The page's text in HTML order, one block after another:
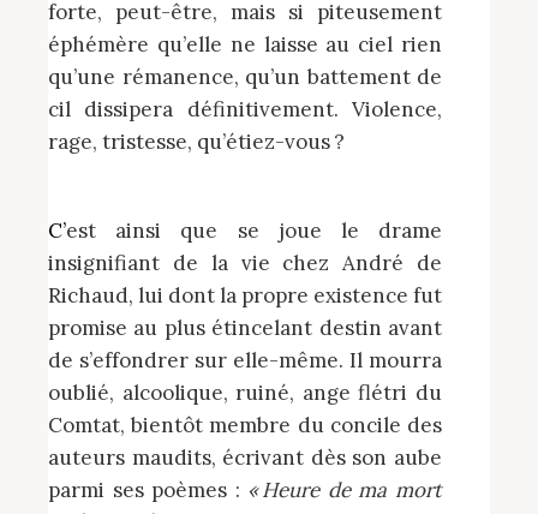
forte, peut-être, mais si piteusement
éphémère qu’elle ne laisse au ciel rien
qu’une rémanence, qu’un battement de
cil dissipera définitivement. Violence,
rage, tristesse, qu’étiez-vous ?
C’est ainsi que se joue le drame
insignifiant de la vie chez André de
Richaud, lui dont la propre existence fut
promise au plus étincelant destin avant
de s’effondrer sur elle-même. Il mourra
oublié, alcoolique, ruiné, ange flétri du
Comtat, bientôt membre du concile des
auteurs maudits, écrivant dès son aube
parmi ses poèmes : « Heure de ma mort